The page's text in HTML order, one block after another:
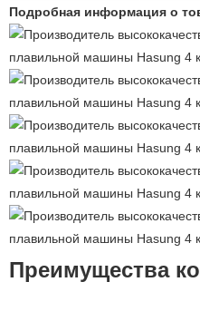
Подробная информация о
Преимущества